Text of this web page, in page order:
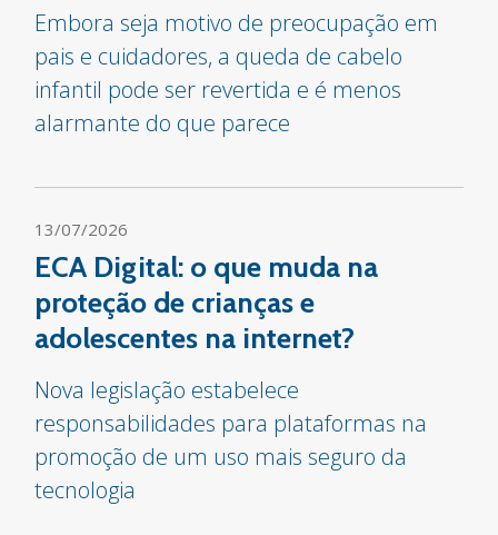
Embora seja motivo de preocupação em
pais e cuidadores, a queda de cabelo
infantil pode ser revertida e é menos
alarmante do que parece
13/07/2026
ECA Digital: o que muda na
proteção de crianças e
adolescentes na internet?
Nova legislação estabelece
responsabilidades para plataformas na
promoção de um uso mais seguro da
tecnologia